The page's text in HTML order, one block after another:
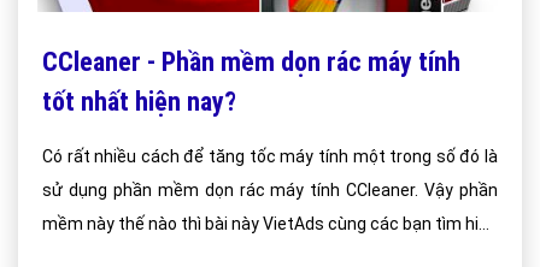
CCleaner - Phần mềm dọn rác máy tính
tốt nhất hiện nay?
Có rất nhiều cách để tăng tốc máy tính một trong số đó là
sử dụng phần mềm dọn rác máy tính CCleaner. Vậy phần
mềm này thế nào thì bài này VietAds cùng các bạn tìm hiểu